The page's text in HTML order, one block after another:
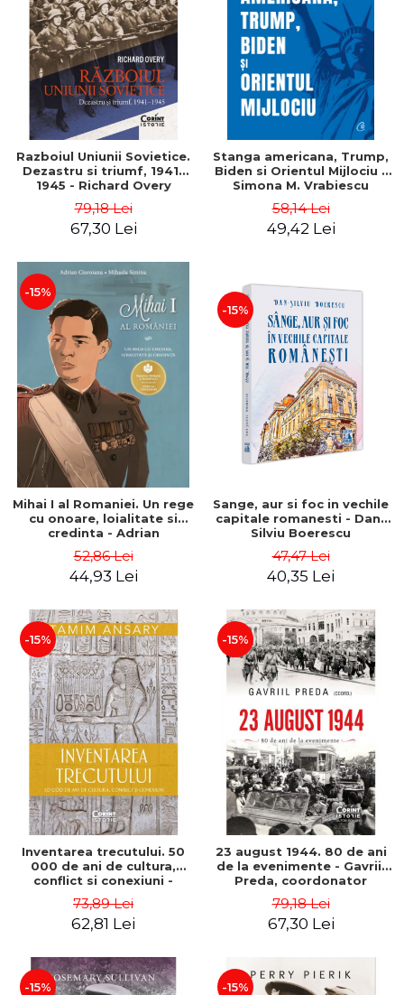
ADMINISTRATIVE
ȘTIINȚE ECONOMICE
ȘTIINȚE EXACTE
EDUCAȚIE FIZICĂ ȘI SPORT
PREUNIVERSITARIA
TIMP LIBER
ÎN CURS DE APARIȚIE
NOUTĂȚI
PACHETE DE STUDIU
PROMOȚIILE LUNII
ULTIMELE EXEMPLARE
Cum Cumpăr
Livrare
Politica de Retur
Formular de Retur
Distribuitori
Razboiul Uniunii Sovietice.
Dezastru si triumf, 1941–
1945 - Richard Overy
79,18 Lei
67,30 Lei
Stanga americana, Trump,
Biden si Orientul Mijlociu -
Simona M. Vrabiescu
58,14 Lei
49,42 Lei
-15%
Mihai I al Romaniei. Un rege
cu onoare, loialitate si
credinta - Adrian
52,86 Lei
44,93 Lei
-15%
Sange, aur si foc in vechile
capitale romanesti - Dan-
Silviu Boerescu
47,47 Lei
40,35 Lei
-15%
Inventarea trecutului. 50
000 de ani de cultura,
conflict si conexiuni -
73,89 Lei
62,81 Lei
-15%
23 august 1944. 80 de ani
de la evenimente - Gavriil
Preda, coordonator
79,18 Lei
67,30 Lei
-15% -15%